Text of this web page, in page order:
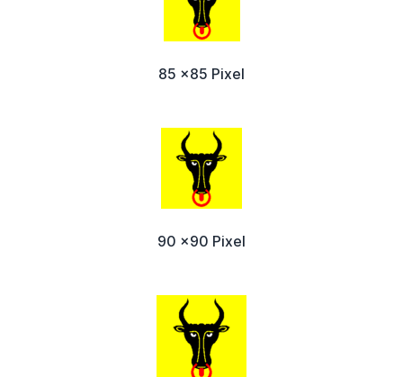
85 x85 Pixel
90 x90 Pixel